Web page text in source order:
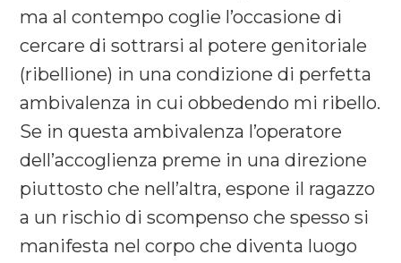
ma al contempo coglie l’occasione di
cercare di sottrarsi al potere genitoriale
(ribellione) in una condizione di perfetta
ambivalenza in cui obbedendo mi ribello.
Se in questa ambivalenza l’operatore
dell’accoglienza preme in una direzione
piuttosto che nell’altra, espone il ragazzo
a un rischio di scompenso che spesso si
manifesta nel corpo che diventa luogo